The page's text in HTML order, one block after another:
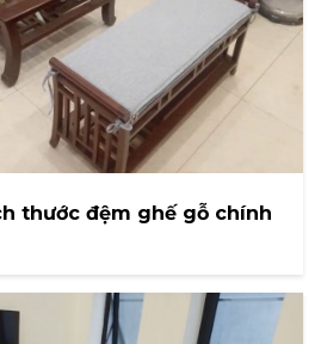
thước đệm ghế gỗ chính